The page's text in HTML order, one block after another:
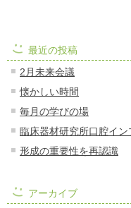
最近の投稿
2月未来会議
懐かしい時間
毎月の学びの場
臨床器材研究所口腔イ
形成の重要性を再認識
アーカイブ